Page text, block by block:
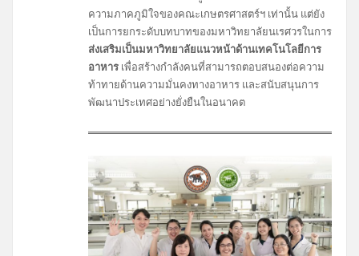
ความภาคภูมิใจของคณะเกษตรศาสตร์ฯ เท่านั้น แต่ยัง
เป็นการยกระดับบทบาทของมหาวิทยาลัยนเรศวรในการ
ส่งเสริมเป็นมหาวิทยาลัยแนวหน้าด้านเทคโนโลยีการ
อาหาร เพื่อสร้างกำลังคนที่สามารถตอบสนองต่อความ
ท้าทายด้านความมั่นคงทางอาหาร และสนับสนุนการ
พัฒนาประเทศอย่างยั่งยืนในอนาคต